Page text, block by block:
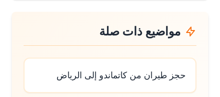
مواضيع ذات صلة
حجز طيران من كاتماندو إلى الرياض